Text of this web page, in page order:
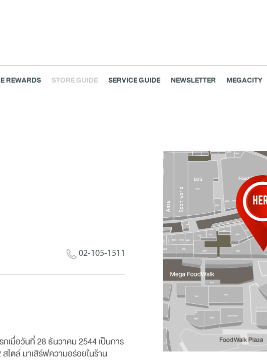
REWARDS STORE GUIDE SERVICE GUIDE NEWSLETTER MEGACITY
อร์เทนเม้นท์
แฟชั่น@Megabangna
02-105-1511
เมื่อวันที่ 28 ธันวาคม 2544 เป็นการ
ตล์ มาเสิร์ฟความอร่อยในร้าน